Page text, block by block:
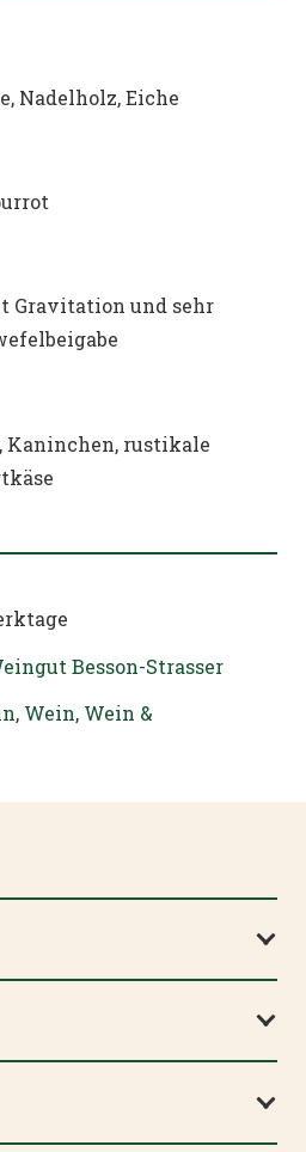
Nadelholz, Eiche
Gravitation und sehr
Kaninchen, rustikale
Besson-Strasser
, Wein, Wein &